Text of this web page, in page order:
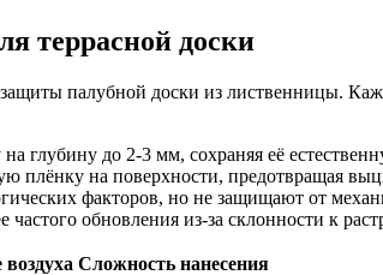
террасной доски
палубной доски из лиственницы.
глубину до 2-3 мм, сохраняя её
плёнку на поверхности, предотвращая
факторов, но не защищают от
обновления из-за склонности к
Сложность нанесения